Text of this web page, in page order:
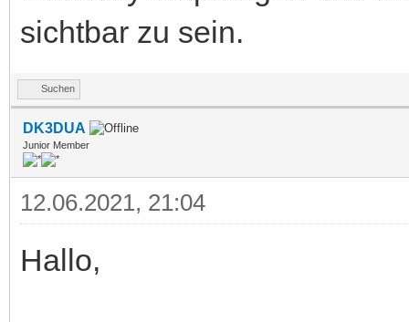
sichtbar zu sein.
Suchen
DK3DUA
Junior Member
12.06.2021, 21:04
Hallo,